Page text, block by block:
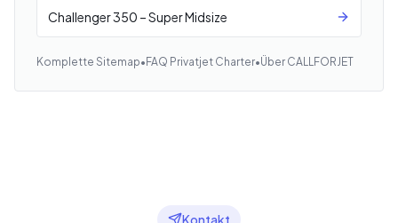
Challenger 350 – Super Midsize
Komplette Sitemap• FAQ Privatjet Charter•Über CALLFORJET
Kontakt